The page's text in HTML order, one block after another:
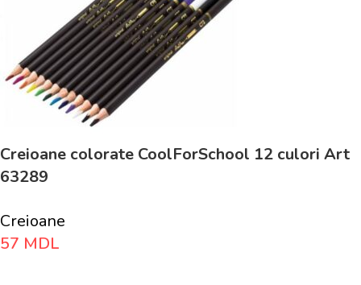
Creioane colorate CoolForSchool 12 culori Art
63289
Creioane
57 MDL